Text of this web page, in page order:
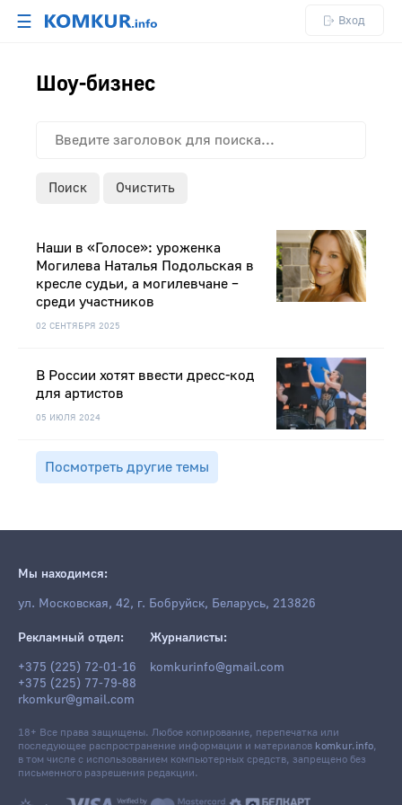
☰ Вход
Шоу-бизнес
Поиск Очистить
02 СЕНТЯБРЯ 2025
Наши в «Голосе»: уроженка
Могилева Наталья Подольская в
кресле судьи, а могилевчане –
среди участников
05 ИЮЛЯ 2024
В России хотят ввести дресс-код
для артистов
Посмотреть другие темы
Мы находимся:
ул. Московская, 42, г. Бобруйск, Беларусь, 213826
Рекламный отдел:
+375 (225) 72-01-16
+375 (225) 77-79-88
rkomkur@gmail.com
Журналисты:
komkurinfo@gmail.com
18+ Все права защищены. Любое копирование, перепечатка или
последующее распространение информации и материалов komkur.info,
в том числе с использованием компьютерных средств, запрещено без
письменного разрешения редакции.